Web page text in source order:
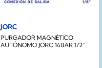
JORC
PURGADOR MAGNÉTICO
AUTÓNOMO JORC 16BAR 1/2″